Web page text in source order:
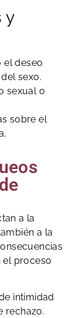
y
el deseo
sexo.
sexual o
sobre el
a la
a la
el proceso
intimidad
rechazo.